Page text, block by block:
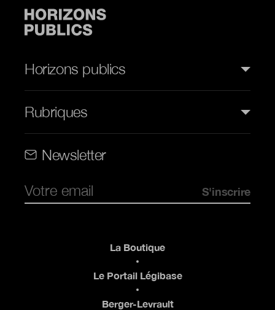
Horizons publics
Rubriques
Newsletter
La Boutique
Le Portail Légibase
Berger-Levrault